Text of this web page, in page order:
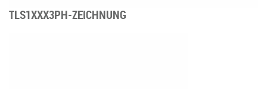
TLS1XXX3PH-ZEICHNUNG